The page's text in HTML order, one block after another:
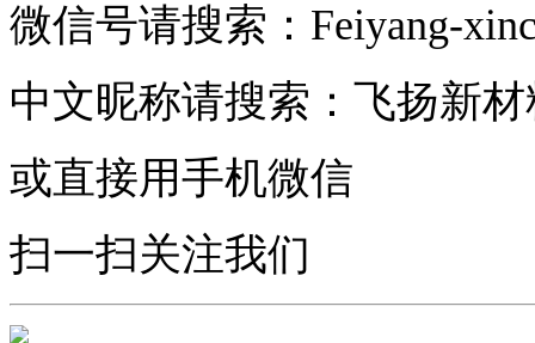
微信号请搜索：Feiyang-
中文昵称请搜索：飞扬新
或直接用手机微信
扫一扫关注我们